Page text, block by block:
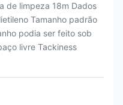
de limpeza 18m Dados
Tamanho padrão
podia ser feito sob
livre Tackiness